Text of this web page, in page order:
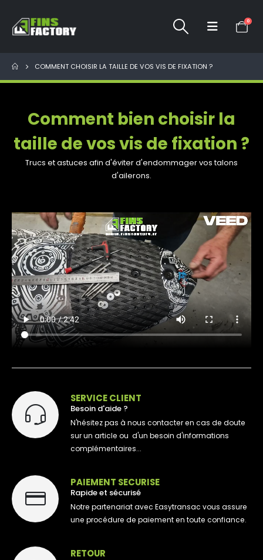
0
COMMENT CHOISIR LA TAILLE DE VOS VIS DE FIXATION ?
Comment bien choisir la
taille de vos vis de fixation ?
Trucs et astuces afin d'éviter d'endommager vos talons
d'ailerons.
SERVICE CLIENT
Besoin d'aide ?
N'hésitez pas à nous contacter en cas de doute
sur un article ou d'un besoin d'informations
complémentaires...
PAIEMENT SECURISE
Rapide et sécurisé
Notre partenariat avec Easytransac vous assure
une procédure de paiement en toute confiance.
RETOUR